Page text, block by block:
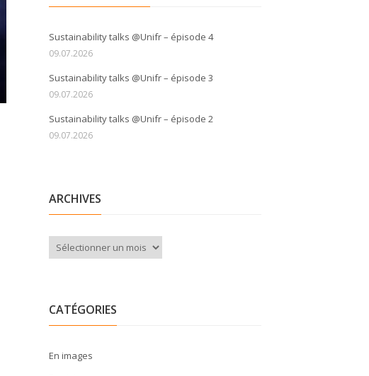
Sustainability talks @Unifr – épisode 4
09.07.2026
Sustainability talks @Unifr – épisode 3
09.07.2026
Sustainability talks @Unifr – épisode 2
09.07.2026
ARCHIVES
Archives
CATÉGORIES
En images